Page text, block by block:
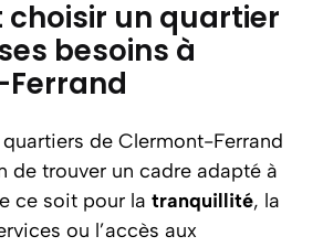
un quartier
besoins à
de Clermont-Ferrand
de trouver un cadre adapté à
ce soit pour la tranquillité, la
ou l’accès aux